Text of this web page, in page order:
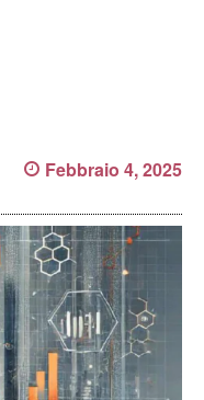
Febbraio 4, 2025